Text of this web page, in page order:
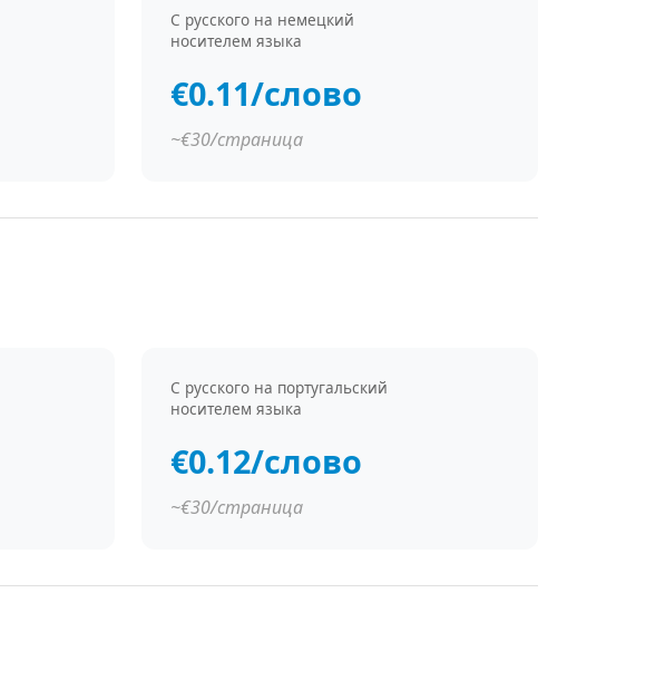
С русского на немецкий
носителем языка
€0.11/слово
~€30/страница
С русского на португальский
носителем языка
€0.12/слово
~€30/страница